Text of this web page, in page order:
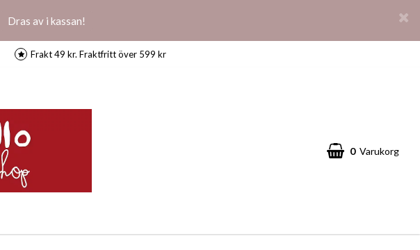
Dras av i kassan!
Frakt 49 kr. Fraktfritt över 599 kr
0 Varukorg